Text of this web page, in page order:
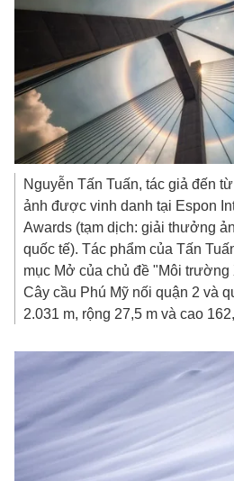
Nguyễn Tấn Tuấn, tác giả đến
ảnh được vinh danh tại Espon
Awards (tạm dịch: giải thưởng
quốc tế). Tác phẩm của Tấn
mục Mở của chủ đề "Môi
Cây cầu Phú Mỹ nối quận 2 và
2.031 m, rộng 27,5 m và cao